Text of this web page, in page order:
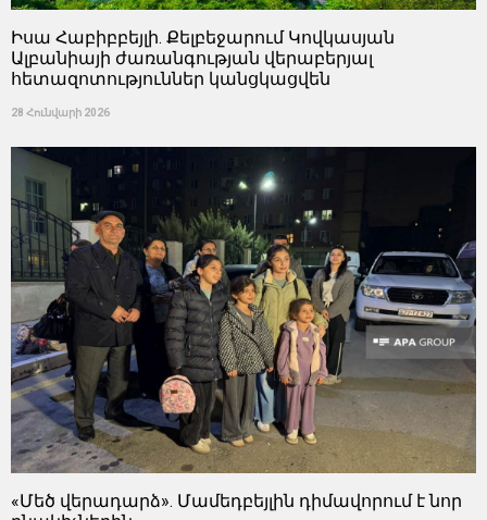
Իսա Հաբիբբեյլի. Քելբեջարում Կովկասյան
Ալբանիայի ժառանգության վերաբերյալ
հետազոտություններ կանցկացվեն
28 Հունվարի 2026
«Մեծ վերադարձ». Մամեդբեյլին դիմավորում է նոր